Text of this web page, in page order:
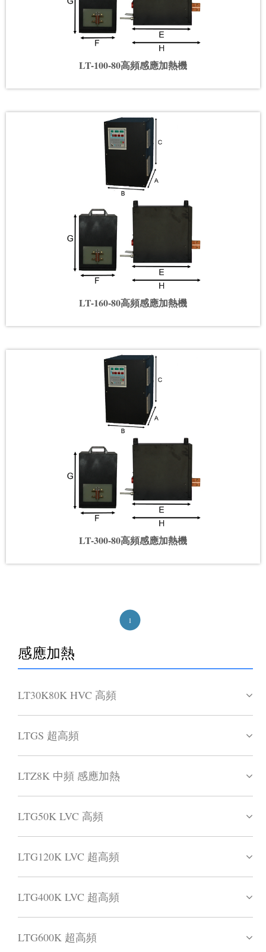
LT-100-80高頻感應加熱機
LT-160-80高頻感應加熱機
LT-300-80高頻感應加熱機
1
感應加熱
LT30K80K HVC 高頻
LTGS 超高頻
LTZ8K 中頻 感應加熱
LTG50K LVC 高頻
LTG120K LVC 超高頻
LTG400K LVC 超高頻
LTG600K 超高頻